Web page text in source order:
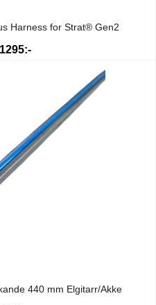
Harness for Strat® Gen2
440 mm Elgitarr/Akke